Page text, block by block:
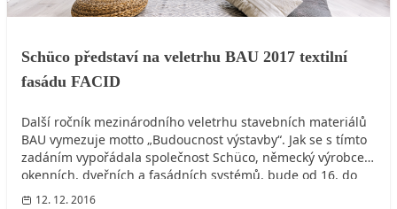
Schüco představí na veletrhu BAU 2017 textilní
fasádu FACID
Další ročník mezinárodního veletrhu stavebních materiálů
BAU vymezuje motto „Budoucnost výstavby“. Jak se s tímto
zadáním vypořádala společnost Schüco, německý výrobce
okenních, dveřních a fasádních systémů, bude od 16. do
21. ledna 2017 k vidění na stánku č. 301 v hale B1
12. 12. 2016